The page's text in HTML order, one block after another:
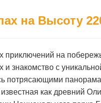
на Высоту
на
с
потрясающими
как древний